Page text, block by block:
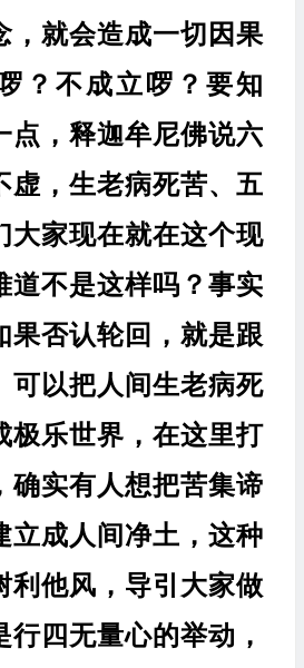
，就会造成一切因果
？不成立啰？要知
点，释迦牟尼佛说六
虚，生老病死苦、五
大家现在就在这个现
道不是这样吗？事实
果否认轮回，就是跟
可以把人间生老病死
极乐世界，在这里打
确实有人想把苦集谛
立成人间净土，这种
利他风，导引大家做
四无量心的举动，